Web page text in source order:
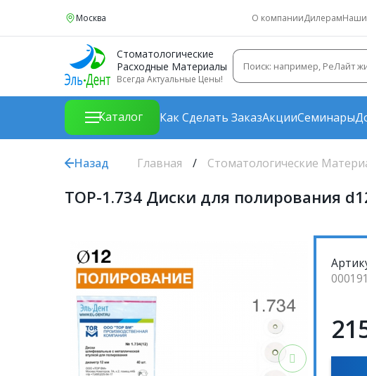
Москва О компанииДилерам
Стоматологические
Расходные Материалы
Всегда Актуальные Цены!
Каталог Как Сделать ЗаказАкцииСеминары
Назад Главная Стоматологические
ТОР-1.734 Диски для полирования